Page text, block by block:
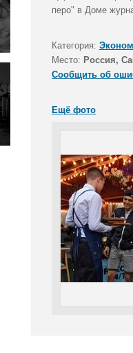
перо" в Доме
Категория:
Место: Россия,
Сообщить об
Ещё фото